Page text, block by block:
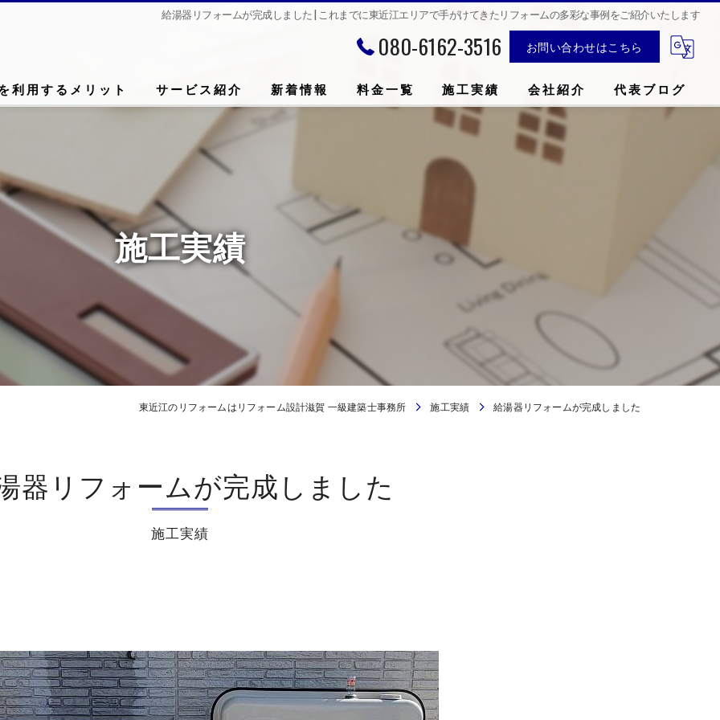
給湯器リフォームが完成しました | これまでに東近江エリアで手がけてきたリフォームの多彩な事例をご紹介いたします
080-6162-3516 お問い合わせはこちら
利用するメリット サービス紹介 新着情報 料金一覧 施工実績 会社紹介 代表ブログ
施工実績
東近江のリフォームはリフォーム設計滋賀 一級建築士事務所 施工実績 給湯器リフォームが完成しました
施工実績
器リフォームが完成しました